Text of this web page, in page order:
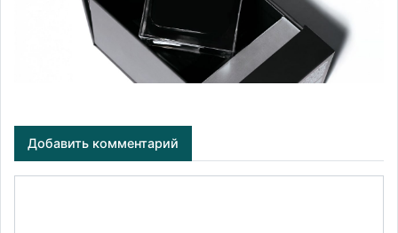
Добавить комментарий